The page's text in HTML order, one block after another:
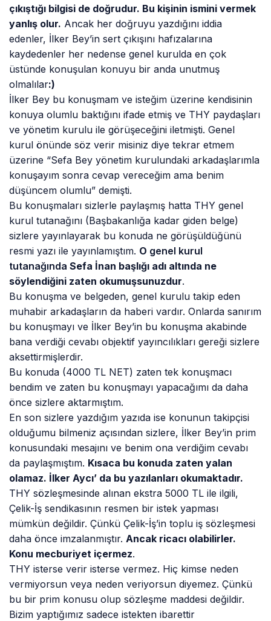
çıkıştığı bilgisi de doğrudur. Bu kişinin ismini vermek
yanlış olur. Ancak her doğruyu yazdığını iddia
edenler, İlker Bey’in sert çıkışını hafızalarına
kaydedenler her nedense genel kurulda en çok
üstünde konuşulan konuyu bir anda unutmuş
olmalılar:)
İlker Bey bu konuşmam ve isteğim üzerine kendisinin
konuya olumlu baktığını ifade etmiş ve THY paydaşları
ve yönetim kurulu ile görüşeceğini iletmişti. Genel
kurul önünde söz verir misiniz diye tekrar etmem
üzerine “Sefa Bey yönetim kurulundaki arkadaşlarımla
konuşayım sonra cevap vereceğim ama benim
düşüncem olumlu” demişti.
Bu konuşmaları sizlerle paylaşmış hatta THY genel
kurul tutanağını (Başbakanlığa kadar giden belge)
sizlere yayınlayarak bu konuda ne görüşüldüğünü
resmi yazı ile yayınlamıştım. O genel kurul
tutanağında Sefa İnan başlığı adı altında ne
söylendiğini zaten okumuşsunuzdur.
Bu konuşma ve belgeden, genel kurulu takip eden
muhabir arkadaşların da haberi vardır. Onlarda sanırım
bu konuşmayı ve İlker Bey’in bu konuşma akabinde
bana verdiği cevabı objektif yayıncılıkları gereği sizlere
aksettirmişlerdir.
Bu konuda (4000 TL NET) zaten tek konuşmacı
bendim ve zaten bu konuşmayı yapacağımı da daha
önce sizlere aktarmıştım.
En son sizlere yazdığım yazıda ise konunun takipçisi
olduğumu bilmeniz açısından sizlere, İlker Bey’in prim
konusundaki mesajını ve benim ona verdiğim cevabı
da paylaşmıştım. Kısaca bu konuda zaten yalan
olamaz. İlker Aycı’ da bu yazılanları okumaktadır.
THY sözleşmesinde alınan ekstra 5000 TL ile ilgili,
Çelik-İş sendikasının resmen bir istek yapması
mümkün değildir. Çünkü Çelik-İş’in toplu iş sözleşmesi
daha önce imzalanmıştır. Ancak ricacı olabilirler.
Konu mecburiyet içermez.
THY isterse verir isterse vermez. Hiç kimse neden
vermiyorsun veya neden veriyorsun diyemez. Çünkü
bu bir prim konusu olup sözleşme maddesi değildir.
Bizim yaptığımız sadece istekten ibarettir